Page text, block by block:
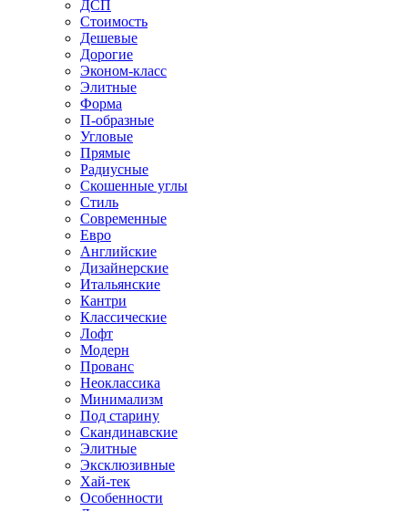
ДСП
Стоимость
Дешевые
Дорогие
Эконом-класс
Элитные
Форма
П-образные
Угловые
Прямые
Радиусные
Скошенные углы
Стиль
Современные
Евро
Английские
Дизайнерские
Итальянские
Кантри
Классические
Лофт
Модерн
Прованс
Неоклассика
Минимализм
Под старину
Скандинавские
Элитные
Эксклюзивные
Хай-тек
Особенности